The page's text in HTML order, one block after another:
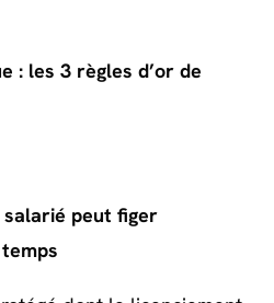
: les 3 règles d’or de
peut figer